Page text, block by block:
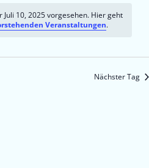
Juli 10, 2025 vorgesehen. Hier geht
Veranstaltungen.
Nächster Tag